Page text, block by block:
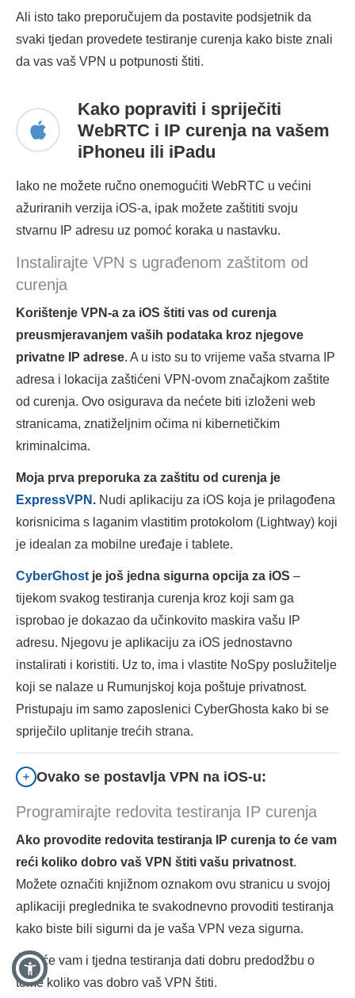
Ali isto tako preporučujem da postavite podsjetnik da
svaki tjedan provedete testiranje curenja kako biste znali
da vas vaš VPN u potpunosti štiti.
Kako popraviti i spriječiti
WebRTC i IP curenja na vašem
iPhoneu ili iPadu
Iako ne možete ručno onemogućiti WebRTC u većini
ažuriranih verzija iOS-a, ipak možete zaštititi svoju
stvarnu IP adresu uz pomoć koraka u nastavku.
Instalirajte VPN s ugrađenom zaštitom od
curenja
Korištenje VPN-a za iOS štiti vas od curenja
preusmjeravanjem vaših podataka kroz njegove
privatne IP adrese. A u isto su to vrijeme vaša stvarna IP
adresa i lokacija zaštićeni VPN-ovom značajkom zaštite
od curenja. Ovo osigurava da nećete biti izloženi web
stranicama, znatiželjnim očima ni kibernetičkim
kriminalcima.
Moja prva preporuka za zaštitu od curenja je
ExpressVPN . Nudi aplikaciju za iOS koja je prilagođena
korisnicima s laganim vlastitim protokolom (Lightway) koji
je idealan za mobilne uređaje i tablete.
CyberGhost je još jedna sigurna opcija za iOS –
tijekom svakog testiranja curenja kroz koji sam ga
isprobao je dokazao da učinkovito maskira vašu IP
adresu. Njegovu je aplikaciju za iOS jednostavno
instalirati i koristiti. Uz to, ima i vlastite NoSpy poslužitelje
koji se nalaze u Rumunjskoj koja poštuje privatnost.
Pristupaju im samo zaposlenici CyberGhosta kako bi se
spriječilo uplitanje trećih strana.
Ovako se postavlja VPN na iOS-u:
Programirajte redovita testiranja IP curenja
Ako provodite redovita testiranja IP curenja to će vam
reći koliko dobro vaš VPN štiti vašu privatnost.
Možete označiti knjižnom oznakom ovu stranicu u svojoj
aplikaciji preglednika te svakodnevno provoditi testiranja
kako biste bili sigurni da je vaša VPN veza sigurna.
Čak će vam i tjedna testiranja dati dobru predodžbu o
tome koliko vas dobro vaš VPN štiti.